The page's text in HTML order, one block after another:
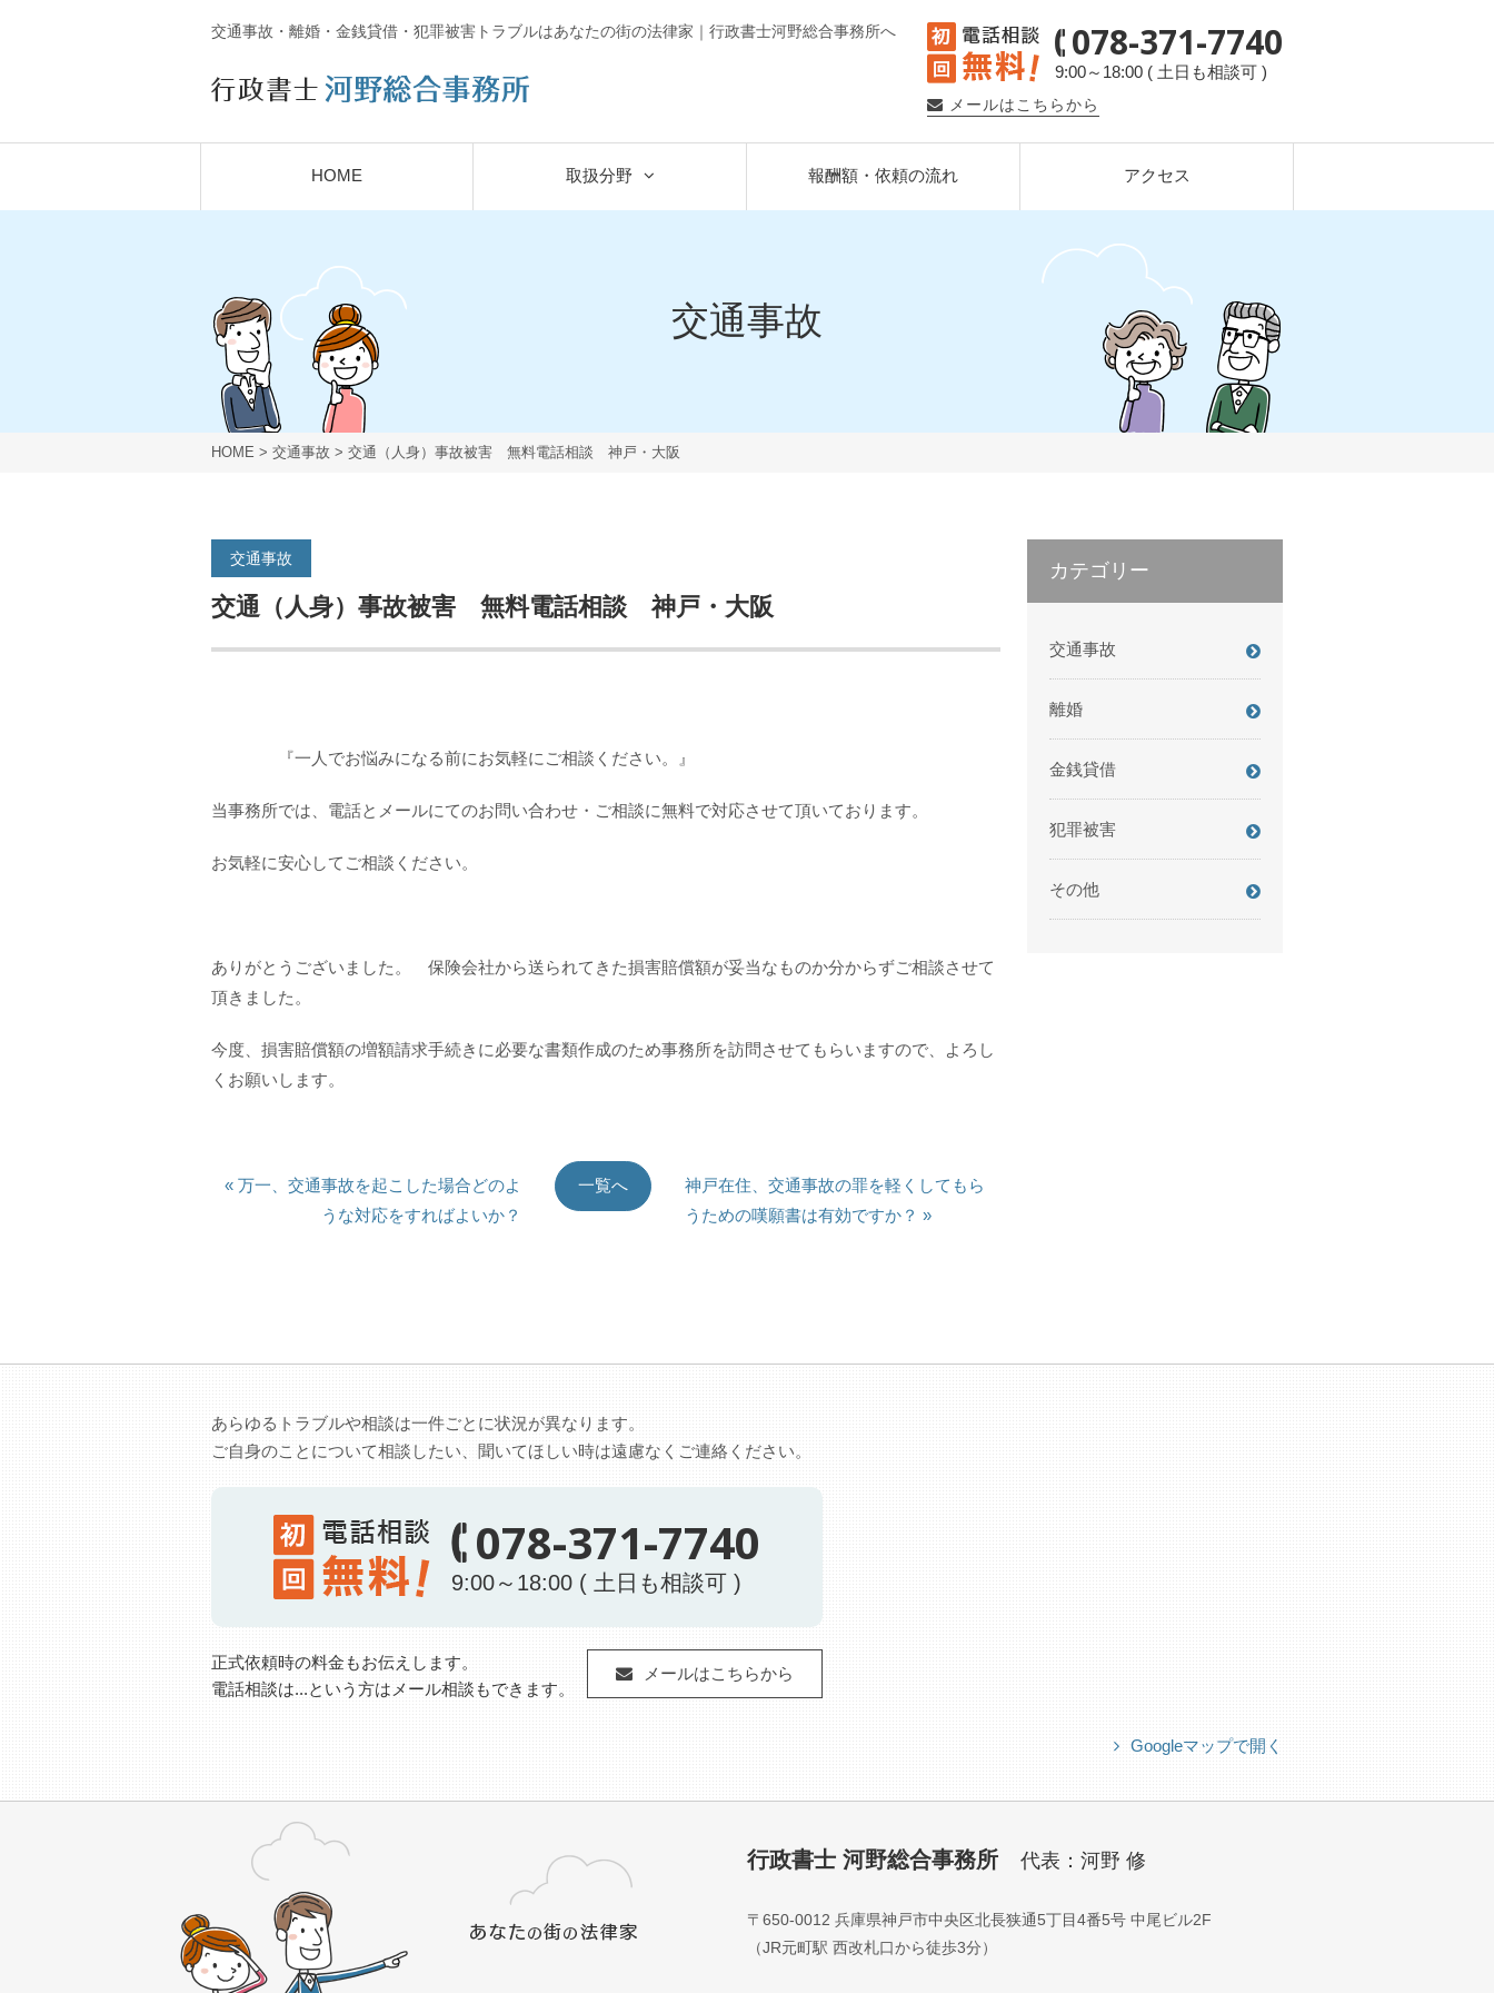
交通事故・離婚・金銭貸借・犯罪被害トラブルはあなたの街の法律家｜行政書士河野総合事務所へ 078-371-7740
9:00～18:00 ( 土日も相談可 )
メールはこちらから
HOME 取扱分野 報酬額・依頼の流れ アクセス
交通事故
HOME > 交通事故 > 交通（人身）事故被害 無料電話相談 神戸・大阪
交通事故
交通（人身）事故被害 無料電話相談 神戸・大阪
『一人でお悩みになる前にお気軽にご相談ください。』
当事務所では、電話とメールにてのお問い合わせ・ご相談に無料で対応させて頂いております。
お気軽に安心してご相談ください。
ありがとうございました。 保険会社から送られてきた損害賠償額が妥当なものか分からずご相談させて
頂きました。
今度、損害賠償額の増額請求手続きに必要な書類作成のため事務所を訪問させてもらいますので、よろし
くお願いします。
« 万一、交通事故を起こした場合どのよ
うな対応をすればよいか？
一覧へ
神戸在住、交通事故の罪を軽くしてもら
うための嘆願書は有効ですか？ »
カテゴリー
交通事故
離婚
金銭貸借
犯罪被害
その他
あらゆるトラブルや相談は一件ごとに状況が異なります。
ご自身のことについて相談したい、聞いてほしい時は遠慮なくご連絡ください。
078-371-7740
9:00～18:00 ( 土日も相談可 )
正式依頼時の料金もお伝えします。
電話相談は...という方はメール相談もできます。
メールはこちらから
Googleマップで開く
行政書士 河野総合事務所 代表：河野 修
〒650-0012 兵庫県神戸市中央区北長狭通5丁目4番5号 中尾ビル2F
（JR元町駅 西改札口から徒歩3分）